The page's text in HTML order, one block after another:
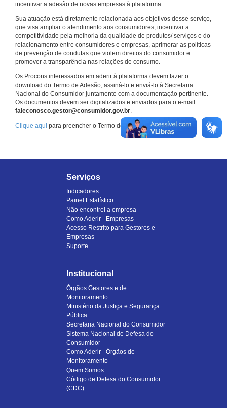
incentivar a adesão de novas empresas à plataforma.
Sua atuação está diretamente relacionada aos objetivos desse serviço,
que visa ampliar o atendimento aos consumidores, incentivar a
competitividade pela melhoria da qualidade de produtos/ serviços e do
relacionamento entre consumidores e empresas, aprimorar as políticas
de prevenção de condutas que violem direitos do consumidor e
promover a transparência nas relações de consumo.
Os Procons interessados em aderir à plataforma devem fazer o
download do Termo de Adesão, assiná-lo e enviá-lo à Secretaria
Nacional do Consumidor juntamente com a documentação pertinente.
Os documentos devem ser digitalizados e enviados para o e-mail
faleconosco.gestor@consumidor.gov.br.
Clique aqui para preencher o Termo de Adesão.
Serviços
Indicadores
Painel Estatístico
Não encontrei a empresa
Como Aderir - Empresas
Acesso Restrito para Gestores e
Empresas
Suporte
Institucional
Órgãos Gestores e de
Monitoramento
Ministério da Justiça e Segurança
Pública
Secretaria Nacional do Consumidor
Sistema Nacional de Defesa do
Consumidor
Como Aderir - Órgãos de
Monitoramento
Quem Somos
Código de Defesa do Consumidor
(CDC)